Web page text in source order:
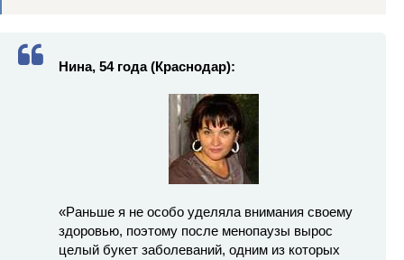
Нина, 54 года (Краснодар):
«Раньше я не особо уделяла внимания своему
здоровью, поэтому после менопаузы вырос
целый букет заболеваний, одним из которых